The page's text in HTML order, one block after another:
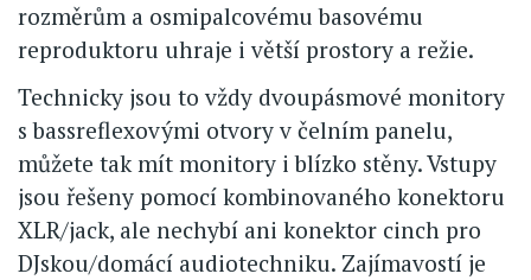
rozměrům a osmipalcovému basovému
reproduktoru uhraje i větší prostory a režie.
Technicky jsou to vždy dvoupásmové monitory
s bassreflexovými otvory v čelním panelu,
můžete tak mít monitory i blízko stěny. Vstupy
jsou řešeny pomocí kombinovaného konektoru
XLR/jack, ale nechybí ani konektor cinch pro
DJskou/domácí audiotechniku. Zajímavostí je